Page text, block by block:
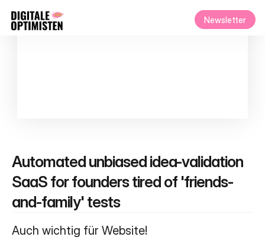
Newsletter
Automated unbiased idea-validation
SaaS for founders tired of 'friends-
and-family' tests
Auch wichtig für Website!